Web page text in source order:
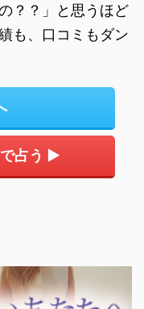
？？」と思うほど
も、口コミもダン
で占う ▶